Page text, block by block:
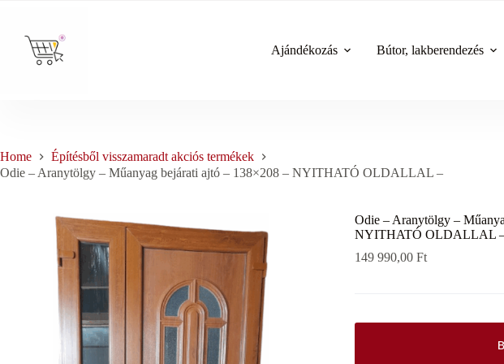
content
Ajándékozás
Bútor, lakberendezés
Home
Építésből visszamaradt akciós termékek
Odie – Aranytölgy – Műanyag bejárati ajtó – 138×208 – NYITHATÓ OLDALLAL –
Odie – Aranytölgy –
NYITHATÓ OLDALLAL
149 990,00Ft